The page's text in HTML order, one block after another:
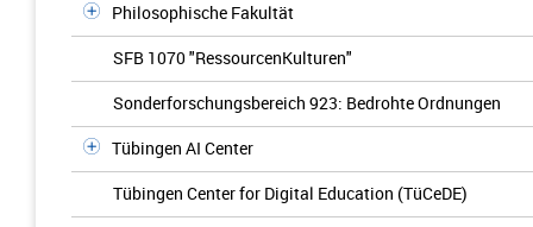
Philosophische Fakultät
SFB 1070 "RessourcenKulturen"
Sonderforschungsbereich 923: Bedrohte Ordnungen
Tübingen AI Center
Tübingen Center for Digital Education (TüCeDE)